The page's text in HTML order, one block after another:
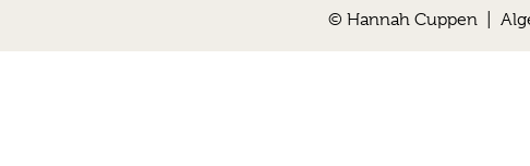
© Hannah Cuppen |